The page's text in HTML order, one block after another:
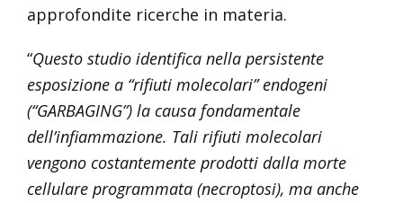
approfondite ricerche in materia.
“Questo studio identifica nella persistente
esposizione a “rifiuti molecolari” endogeni
(“GARBAGING”) la causa fondamentale
dell’infiammazione. Tali rifiuti molecolari
vengono costantemente prodotti dalla morte
cellulare programmata (necroptosi), ma anche